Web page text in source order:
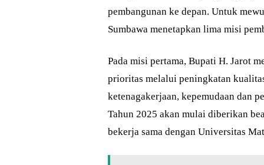
pembangunan ke depan. Untuk
Sumbawa menetapkan lima misi
Pada misi pertama, Bupati H. Jarot
prioritas melalui peningkatan
ketenagakerjaan, kepemudaan dan
Tahun 2025 akan mulai diberikan
bekerja sama dengan Universitas